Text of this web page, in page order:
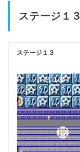
ステージ１３
ステージ１３